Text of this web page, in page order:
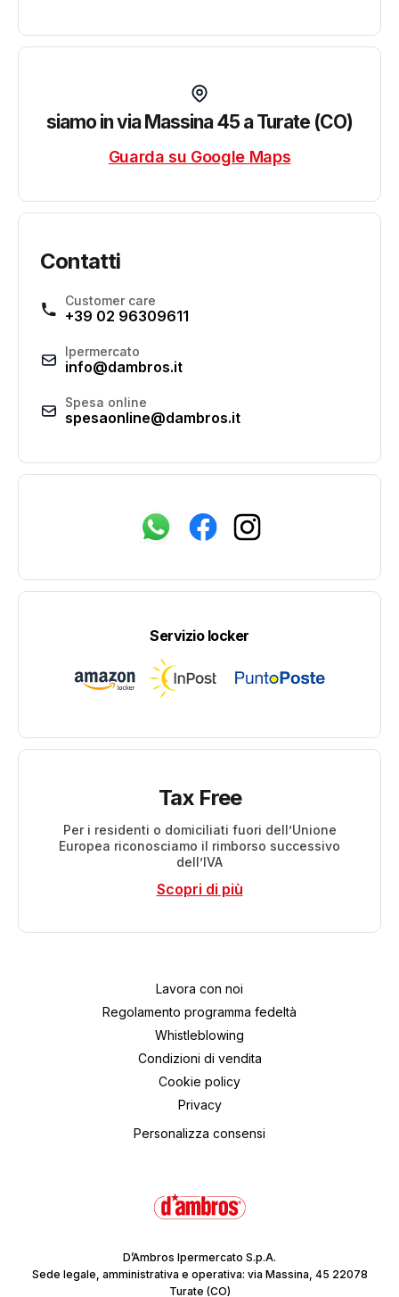
siamo in via Massina 45 a Turate (CO)
Guarda su Google Maps
Contatti
Customer care
+39 02 96309611
Ipermercato
info@dambros.it
Spesa online
spesaonline@dambros.it
Servizio locker
Tax Free
Per i residenti o domiciliati fuori dell’Unione
Europea riconosciamo il rimborso successivo
dell’IVA
Scopri di più
Lavora con noi
Regolamento programma fedeltà
Whistleblowing
Condizioni di vendita
Cookie policy
Privacy
Personalizza consensi
D’Ambros Ipermercato S.p.A.
Sede legale, amministrativa e operativa: via Massina, 45 22078
Turate (CO)